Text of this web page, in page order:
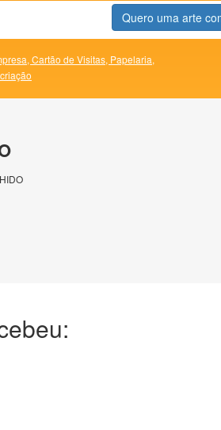
Quero uma arte
Cartão de Visitas, Papelaria,